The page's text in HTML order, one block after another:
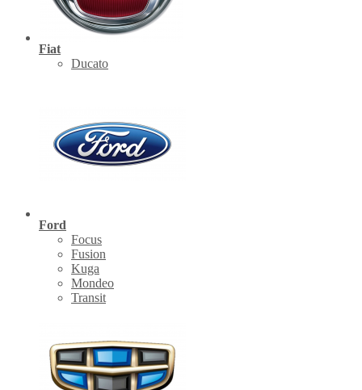
Fiat
Ducato
Ford
Focus
Fusion
Kuga
Mondeo
Transit